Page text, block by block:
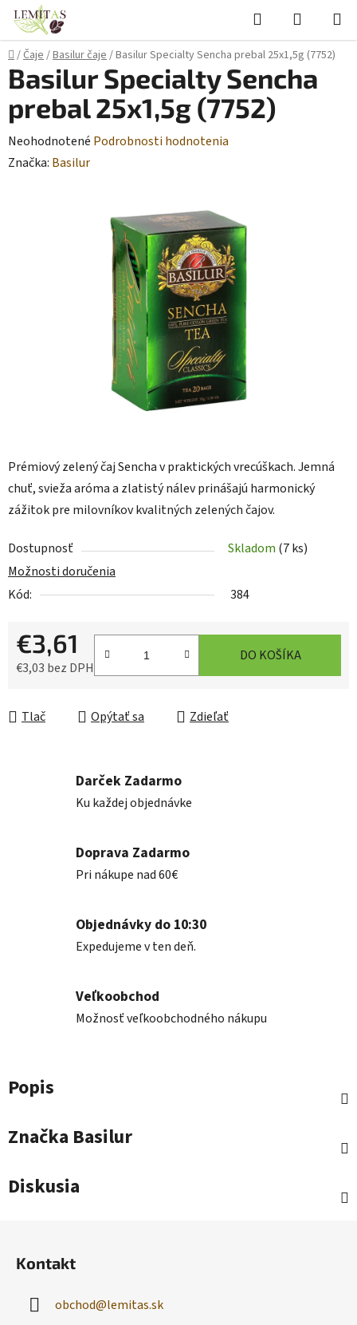
Prejsť
obsah
Hľadať
KOŠÍK
Domov
/Čaje/Basilur čaje/Basilur Specialty Sencha prebal 25x1,5g (7752)
Prémiový zelený čaj Sencha v praktických vrecúškach. Jemná
chuť, svieža aróma a zlatistý nálev prinášajú harmonický
zážitok pre milovníkov kvalitných zelených čajov.
Dostupnosť Skladom (7 ks)
Možnosti doručenia
Kód:
384
€3,61
€3,03 bez DPH
DO KOŠÍKA
Tlač Opýtať sa Zdieľať
Basilur Specialty Sencha
prebal 25x1,5g (7752)
Priemerné
hodnotenie
Neohodnotené Podrobnosti hodnotenia
Značka: Basilur
Darček Zadarmo
Ku každej objednávke
Doprava Zadarmo
Pri nákupe nad 60€
Objednávky do 10:30
Expedujeme v ten deň.
Veľkoobchod
Možnosť veľkoobchodného nákupu
Popis
Značka Basilur
Diskusia
Kontakt
obchod@lemitas.sk